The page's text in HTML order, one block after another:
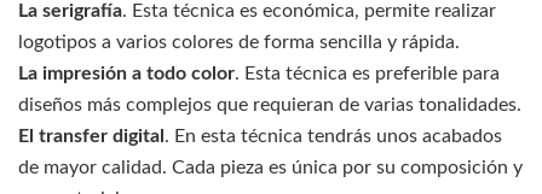
La serigrafía. Esta técnica es económica, permite realizar
logotipos a varios colores de forma sencilla y rápida.
La impresión a todo color. Esta técnica es preferible para
diseños más complejos que requieran de varias tonalidades.
El transfer digital . En esta técnica tendrás unos acabados
de mayor calidad. Cada pieza es única por su composición y